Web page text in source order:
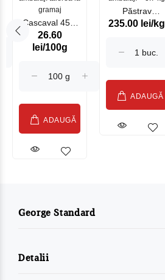
gramaj
Cascaval 45%
Maasdam
Sublime Cow
26.60
lei/100g
ADAUGĂ
Păstrav
Somonat
235.00 lei/kg
ADAUGĂ
George Standard
Detalii